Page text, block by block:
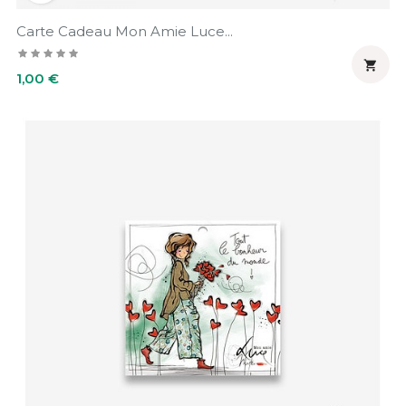
Carte Cadeau Mon Amie Luce...
Prix
1,00 €
